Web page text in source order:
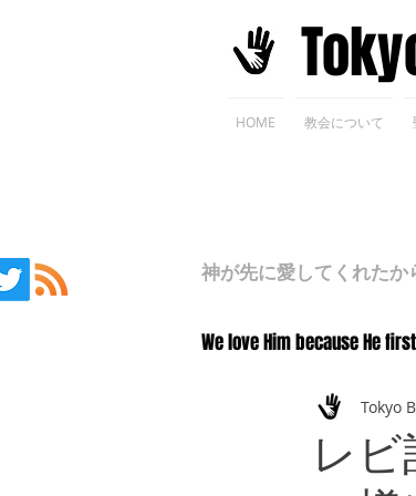
HOME 教会について
神が先に愛してくれたか
We love Him because He
レ
Tokyo